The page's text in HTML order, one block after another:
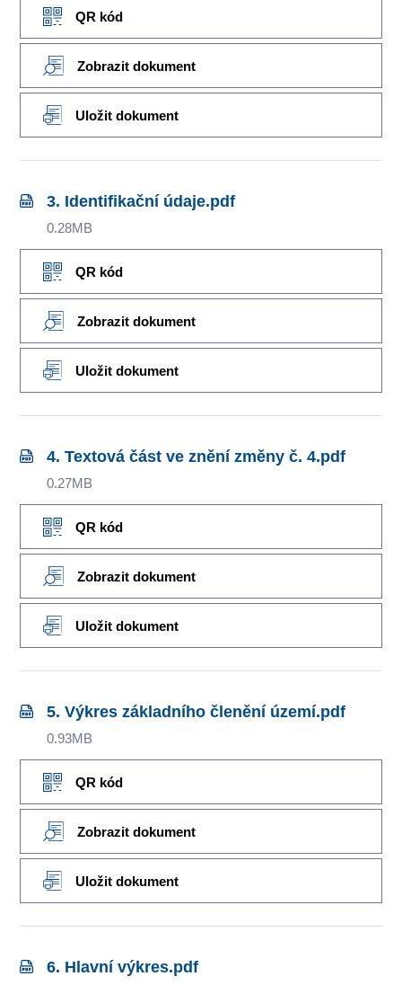
QR kód
Zobrazit dokument
Uložit dokument
3. Identifikační údaje.pdf
0.28MB
QR kód
Zobrazit dokument
Uložit dokument
4. Textová část ve znění změny č. 4.pdf
0.27MB
QR kód
Zobrazit dokument
Uložit dokument
5. Výkres základního členění území.pdf
0.93MB
QR kód
Zobrazit dokument
Uložit dokument
6. Hlavní výkres.pdf